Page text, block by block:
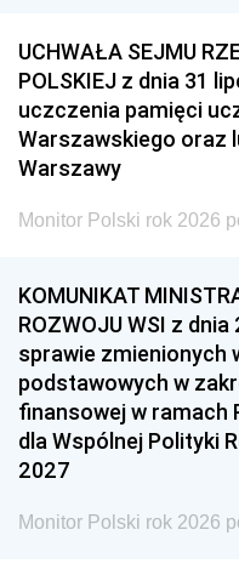
UCHWAŁA SEJMU
POLSKIEJ z dnia 31
uczczenia pamięci
Warszawskiego oraz
Warszawy
Monitor Polski rok 2026
KOMUNIKAT
ROZWOJU WSI z
sprawie zmienionych
podstawowych w
finansowej w ramach
dla Wspólnej Polityki
2027
Monitor Polski rok 2026